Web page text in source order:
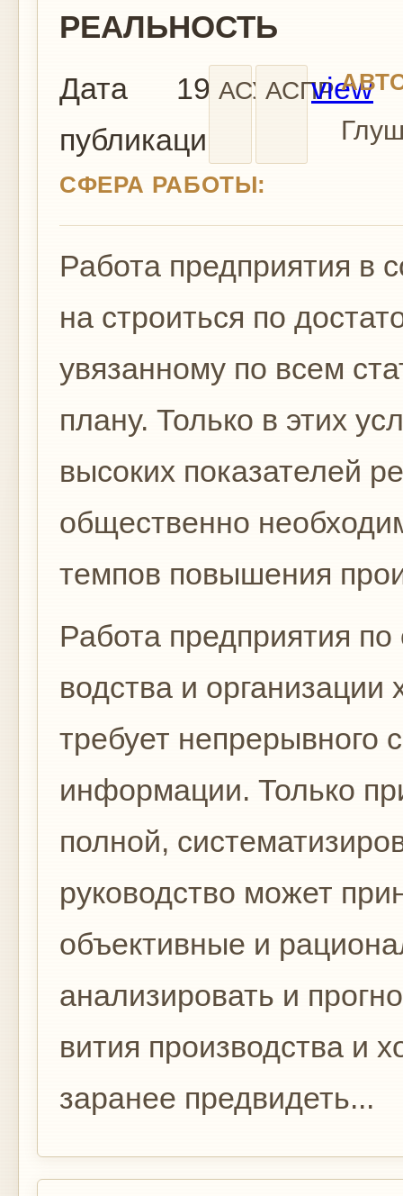
РЕАЛЬНОСТЬ
Дата
публикации:
1969
СФЕРА РАБОТЫ:
АСУАСПР
Работа предприятия в
на строиться по
увязан­ному по всем
плану. Только в этих
высоких пока­зателей
общественно
темпов повышения
Работа предприятия
водства и организации
тре­бует непрерывного
инфор­мации. Только
полной,
руководство может
объективные и
анализировать и
вития производства и
за­ранее предвидеть...
view